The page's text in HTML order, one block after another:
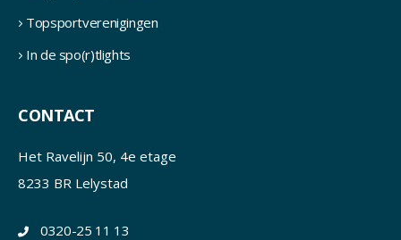
Topsportverenigingen
In de spo(r)tlights
CONTACT
Het Ravelijn 50, 4e etage
8233 BR Lelystad
0320-25 11 13